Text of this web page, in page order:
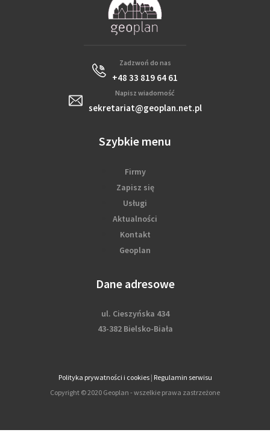
Zadzwoń do nas
+48 33 819 64 61
Napisz wiadomość
sekretariat@geoplan.net.pl
Szybkie menu
Firmy
Zapisz się
Usługi
Aktualności
Kontakt
Geoplan
Dane adresowe
ul. Cieszyńska 434
43-382 Bielsko-Biała
Polityka prywatności i cookies| Regulamin serwisu
Copyright © 2020 Geoplan - wszelkie prawa zastrzeżone